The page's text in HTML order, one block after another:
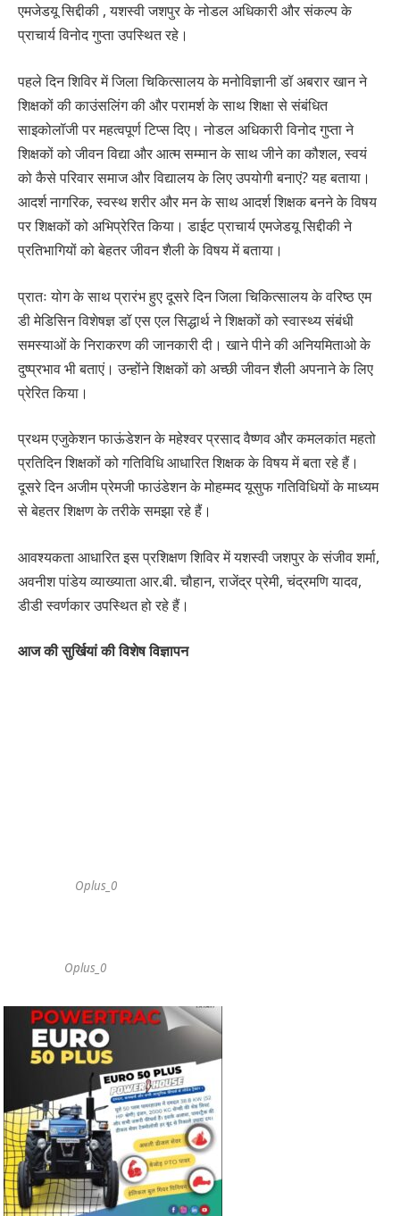
एमजेडयू सिद्दीकी , यशस्वी जशपुर के नोडल अधिकारी और संकल्प के
प्राचार्य विनोद गुप्ता उपस्थित रहे।
पहले दिन शिविर में जिला चिकित्सालय के मनोविज्ञानी डॉ अबरार खान ने
शिक्षकों की काउंसलिंग की और परामर्श के साथ शिक्षा से संबंधित
साइकोलॉजी पर महत्वपूर्ण टिप्स दिए। नोडल अधिकारी विनोद गुप्ता ने
शिक्षकों को जीवन विद्या और आत्म सम्मान के साथ जीने का कौशल, स्वयं
को कैसे परिवार समाज और विद्यालय के लिए उपयोगी बनाएं? यह बताया।
आदर्श नागरिक, स्वस्थ शरीर और मन के साथ आदर्श शिक्षक बनने के विषय
पर शिक्षकों को अभिप्रेरित किया। डाईट प्राचार्य एमजेडयू सिद्दीकी ने
प्रतिभागियों को बेहतर जीवन शैली के विषय में बताया।
प्रातः योग के साथ प्रारंभ हुए दूसरे दिन जिला चिकित्सालय के वरिष्ठ एम
डी मेडिसिन विशेषज्ञ डॉ एस एल सिद्धार्थ ने शिक्षकों को स्वास्थ्य संबंधी
समस्याओं के निराकरण की जानकारी दी। खाने पीने की अनियमिताओ के
दुष्प्रभाव भी बताएं। उन्होंने शिक्षकों को अच्छी जीवन शैली अपनाने के लिए
प्रेरित किया।
प्रथम एजुकेशन फाऊंडेशन के महेश्वर प्रसाद वैष्णव और कमलकांत महतो
प्रतिदिन शिक्षकों को गतिविधि आधारित शिक्षक के विषय में बता रहे हैं।
दूसरे दिन अजीम प्रेमजी फाउंडेशन के मोहम्मद यूसुफ गतिविधियों के माध्यम
से बेहतर शिक्षण के तरीके समझा रहे हैं।
आवश्यकता आधारित इस प्रशिक्षण शिविर में यशस्वी जशपुर के संजीव शर्मा,
अवनीश पांडेय व्याख्याता आर.बी. चौहान, राजेंद्र प्रेमी, चंद्रमणि यादव,
डीडी स्वर्णकार उपस्थित हो रहे हैं।
आज की सुर्खियां की विशेष विज्ञापन
Oplus_0
Oplus_0